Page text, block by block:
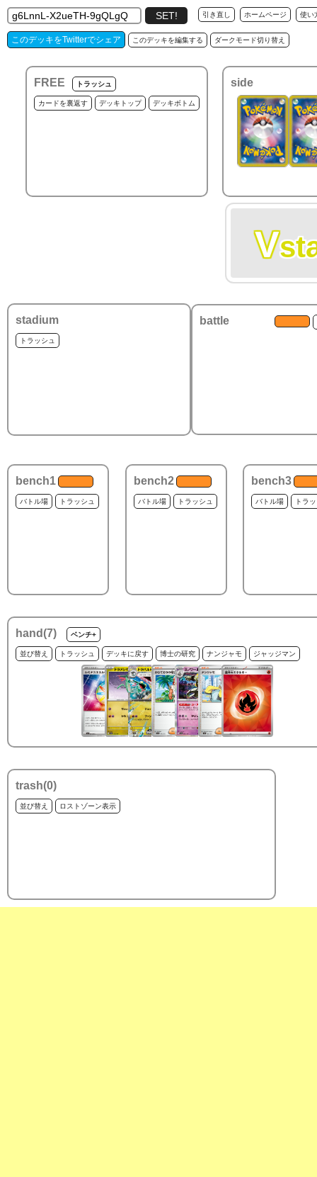
引き直し ホームページ 使い
このデッキをTwitterでシェア このデッキを編集する ダークモード切り替え
FREE トラッシュ
カードを裏返す デッキトップ デッキボトム
side
V
stadium
トラッシュ
battle
bench1
バトル場 トラッシュ
bench2
バトル場 トラッシュ
bench3
バトル場 トラ
hand(7) ベンチ+
並び替え トラッシュ デッキに戻す 博士の研究 ナンジャモ ジャッジマン
trash(0)
並び替え ロストゾーン表示